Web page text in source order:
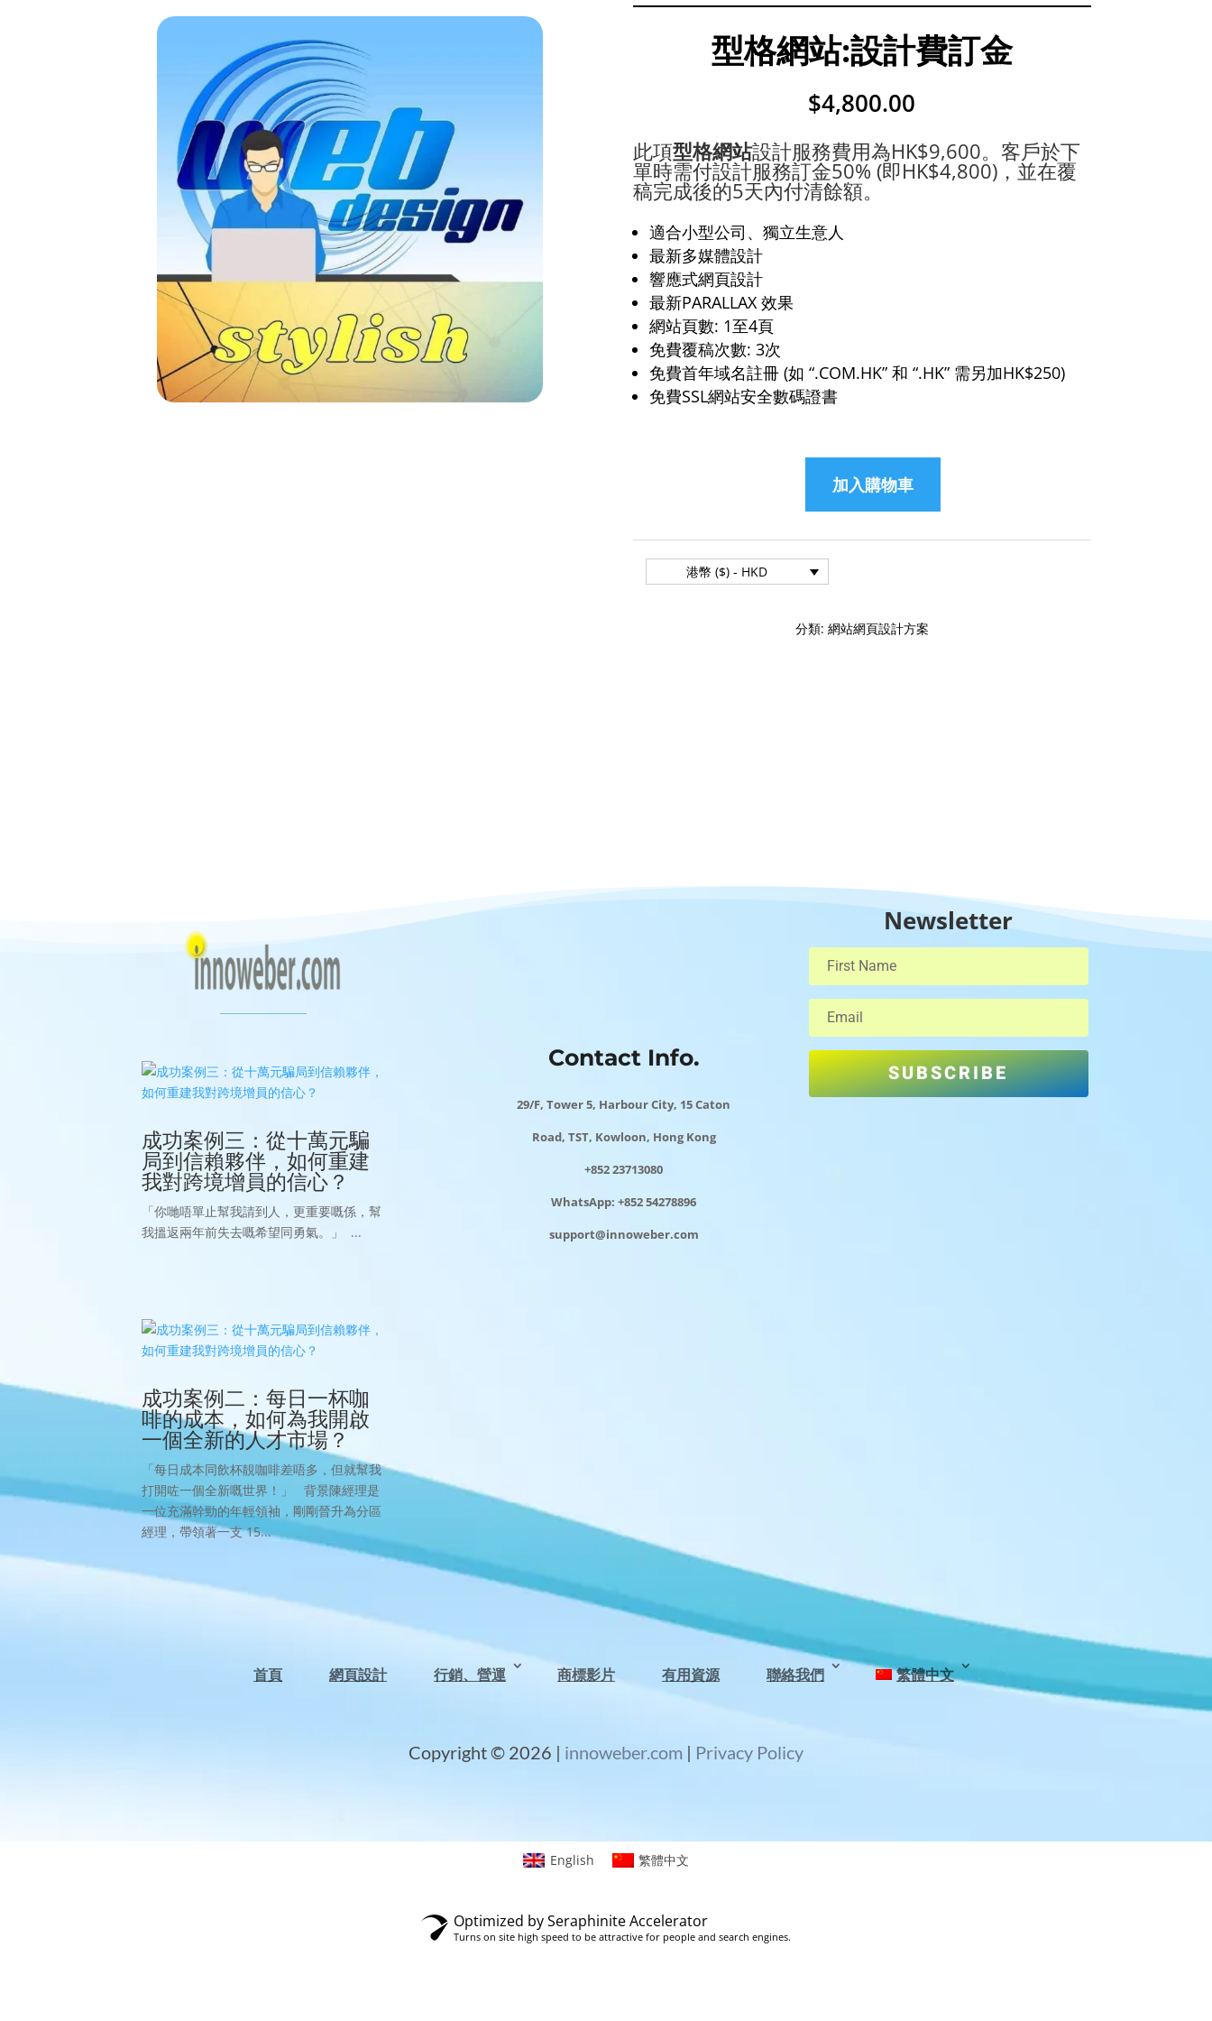
型格網站:設計費訂金
$4,800.00
此項型格網站設計服務費用為HK$9,600。客戶於下
單時需付設計服務訂金50% (即HK$4,800)，並在覆
稿完成後的5天內付清餘額。
適合小型公司、獨立生意人
最新多媒體設計
響應式網頁設計
最新PARALLAX 效果
網站頁數: 1至4頁
免費覆稿次數: 3次
免費首年域名註冊 (如 “.COM.HK” 和 “.HK” 需另加HK$250)
免費SSL網站安全數碼證書
網
站:
訂
加入購物車
港幣 ($) - HKD
分類: 網站網頁設計方案
成功案例三：從十萬元騙
局到信賴夥伴，如何重建
我對跨境增員的信心？
「你哋唔單止幫我請到人，更重要嘅係，幫
我搵返兩年前失去嘅希望同勇氣。」 ...
成功案例二：每日一杯咖
啡的成本，如何為我開啟
一個全新的人才市場？
「每日成本同飲杯靚咖啡差唔多，但就幫我
打開咗一個全新嘅世界！」 背景陳經理是
一位充滿幹勁的年輕領袖，剛剛晉升為分區
經理，帶領著一支 15...
Contact Info.
29/F, Tower 5, Harbour City, 15 Caton
Road, TST, Kowloon, Hong Kong
+852 23713080
WhatsApp: +852 54278896
support@innoweber.com
Newsletter
SUBSCRIBE
首頁 網頁設計 行銷、營運 商標影片 有用資源 聯絡我們 繁體中文
Copyright © 2026 | innoweber.com | Privacy Policy
English 繁體中文
Optimized by Seraphinite Accelerator
Turns on site high speed to be attractive for people and search engines.